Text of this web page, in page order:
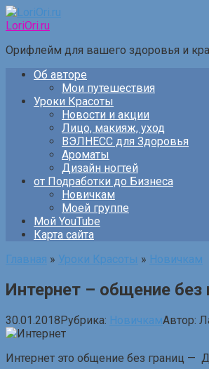
Перейти
к
LoriOri.ru
Орифлейм для вашего здоровья и
Об авторе
Мои путешествия
Уроки Красоты
Новости и акции
Лицо, макияж, уход
ВЭЛНЕСС для Здоровья
Ароматы
Дизайн ногтей
от Подработки до Бизнеса
Новичкам
Моей группе
Мой YouTube
Карта сайта
Главная » Уроки Красоты » Новичкам
Интернет – общение без
30.01.2018Рубрика: НовичкамАвтор:
Интернет это общение без границ —